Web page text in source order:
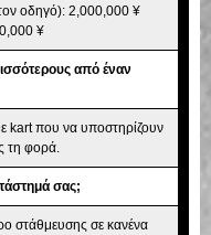
οδηγό): 2,000,000 ¥
¥
από έναν
kart που να υποστηρίζουν
τη φορά.
σας;
στάθμευσης σε κανένα